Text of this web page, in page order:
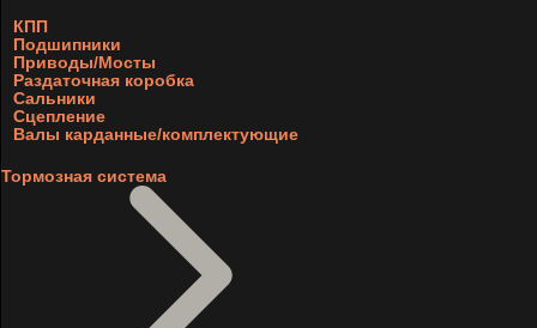
КПП
Подшипники
Приводы/Мосты
Раздаточная коробка
Сальники
Сцепление
Валы карданные/комплектующие
Тормозная система